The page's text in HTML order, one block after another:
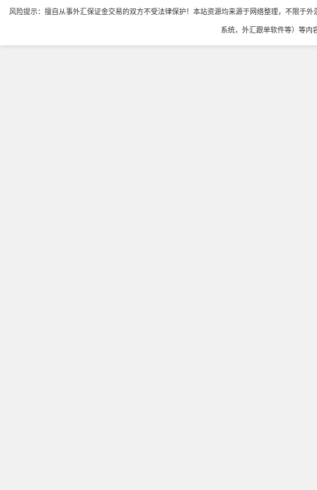
风险提示：擅自从事外汇保证金交易的双方不受法律保护！本站资源均来源于网络整理，不限于
系统，外汇跟单软件等）等内